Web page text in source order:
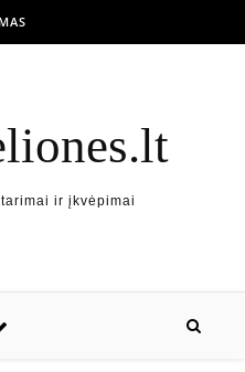
ir įkvėpimai